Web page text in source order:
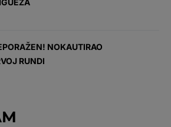
NOKAUTIRAO
RUNDI